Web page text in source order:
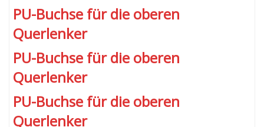
PU-Buchse für die oberen
Querlenker
PU-Buchse für die oberen
Querlenker
PU-Buchse für die oberen
Querlenker